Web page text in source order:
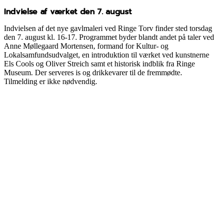
Indvielse af værket den 7. august
Indvielsen af det nye gavlmaleri ved Ringe Torv finder sted torsdag
den 7. august kl. 16-17. Programmet byder blandt andet på taler ved
Anne Møllegaard Mortensen, formand for Kultur- og
Lokalsamfundsudvalget, en introduktion til værket ved kunstnerne
Els Cools og Oliver Streich samt et historisk indblik fra Ringe
Museum. Der serveres is og drikkevarer til de fremmødte.
Tilmelding er ikke nødvendig.